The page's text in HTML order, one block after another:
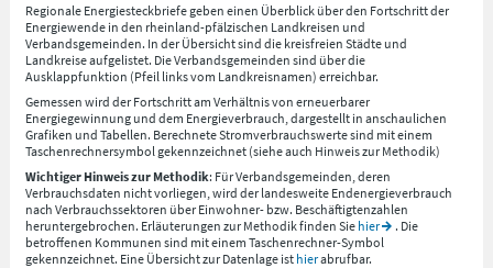
Regionale Energiesteckbriefe geben einen Überblick über den Fortschritt der
Energiewende in den rheinland-pfälzischen Landkreisen und
Verbandsgemeinden. In der Übersicht sind die kreisfreien Städte und
Landkreise aufgelistet. Die Verbandsgemeinden sind über die
Ausklappfunktion (Pfeil links vom Landkreisnamen) erreichbar.
Gemessen wird der Fortschritt am Verhältnis von erneuerbarer
Energiegewinnung und dem Energieverbrauch, dargestellt in anschaulichen
Grafiken und Tabellen. Berechnete Stromverbrauchswerte sind mit einem
Taschenrechnersymbol gekennzeichnet (siehe auch Hinweis zur Methodik)
Wichtiger Hinweis zur Methodik: Für Verbandsgemeinden, deren
Verbrauchsdaten nicht vorliegen, wird der landesweite Endenergieverbrauch
nach Verbrauchssektoren über Einwohner- bzw. Beschäftigtenzahlen
heruntergebrochen. Erläuterungen zur Methodik finden Sie hier
. Die
betroffenen Kommunen sind mit einem Taschenrechner-Symbol
gekennzeichnet. Eine Übersicht zur Datenlage ist hierabrufbar.